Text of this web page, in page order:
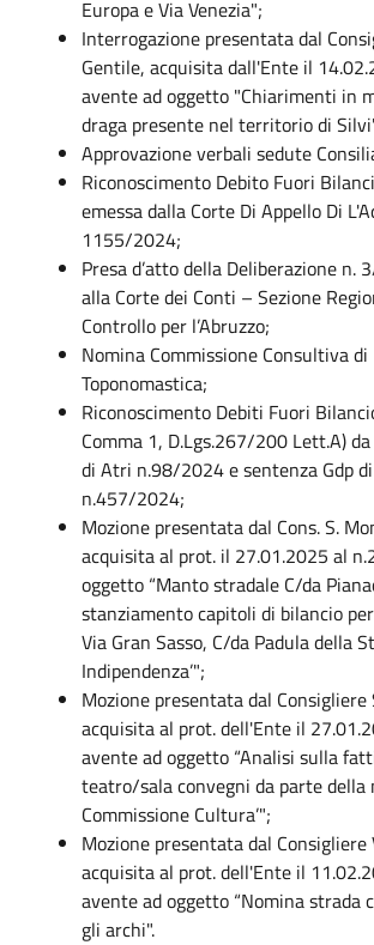
Europa e Via Venezia";
Interrogazione presentata dal
Gentile, acquisita dall'Ente il
avente ad oggetto "Chiarimenti in
draga presente nel territorio di
Approvazione verbali sedute
Riconoscimento Debito Fuori
emessa dalla Corte Di Appello Di
1155/2024;
Presa d’atto della Deliberazione n.
alla Corte dei Conti – Sezione
Controllo per l’Abruzzo;
Nomina Commissione Consultiva di
Toponomastica;
Riconoscimento Debiti Fuori
Comma 1, D.Lgs.267/200 Lett.A)
di Atri n.98/2024 e sentenza Gdp
n.457/2024;
Mozione presentata dal Cons. S.
acquisita al prot. il 27.01.2025 al
oggetto “Manto stradale C/da
stanziamento capitoli di bilancio
Via Gran Sasso, C/da Padula della
Indipendenza’";
Mozione presentata dal
acquisita al prot. dell'Ente il
avente ad oggetto “Analisi sulla
teatro/sala convegni da parte della
Commissione Cultura’";
Mozione presentata dal Consigliere
acquisita al prot. dell'Ente il
avente ad oggetto “Nomina strada
gli archi".